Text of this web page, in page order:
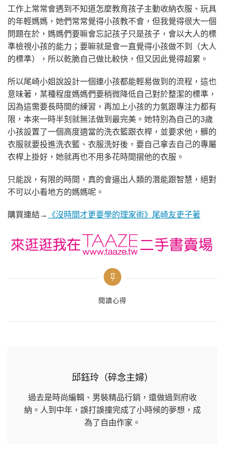
工作上常常會遇到不知道怎麼教育孩子主動收納衣服、玩具
的年輕媽媽，她們常常覺得小孩教不會，但我覺得很大一個
問題在於，媽媽們要嘛會忘記孩子只是孩子，會以大人的標
準檢視小孩的能力；要嘛就是會一直覺得小孩做不到（大人
的標準），所以乾脆自己做比較快，但又因此覺得超累。
所以尾崎小姐說設計一個連小孩都能輕易做到的流程，這也
意味著，某種程度媽媽們要稍微降低自己對於整潔的標準，
因為這需要長時間的練習，再加上小孩的力氣跟專注力都有
限，本來一時半刻就無法做到最完美。她特別為自己的3歲
小孩設置了一個高度適當的洗衣籃跟衣桿，並要求他，髒的
衣服就要投進洗衣籃、衣服洗好後，要自己拿去自己的專屬
衣桿上掛好，她就再也不用多花時間摺他的衣服。
只能說，有限的時間，真的會逼出人類的潛能跟智慧，絕對
不可以小看地方的媽媽呢。
購買連結→ 《沒時間才更要學的理家術》尾崎友吏子著
Categories
閱讀心得
邱鈺玲（碎念主婦）
過去是時尚編輯、男裝精品行銷，還做過到府收
納。人到中年，誤打誤撞完成了小時候的夢想，成
為了自由作家。